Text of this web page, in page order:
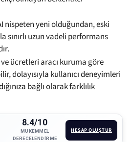
nispeten yeni olduğundan, eski
sınırlı uzun vadeli performans
ve ücretleri aracı kuruma göre
dolayısıyla kullanıcı deneyimleri
bağlı olarak farklılık
8.4/10
MÜKEMMEL
DERECELENDIRME
HESAP OLUŞTUR